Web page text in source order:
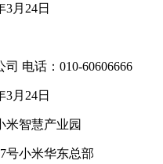
3月24日
电话：010-60606666
3月24日
米智慧产业园
号小米华东总部